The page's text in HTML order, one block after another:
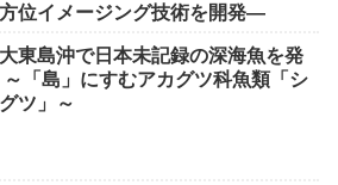
位イメージング技術を開発―
東島沖で日本未記録の深海魚を発
～「島」にすむアカグツ科魚類「シ
ツ」～